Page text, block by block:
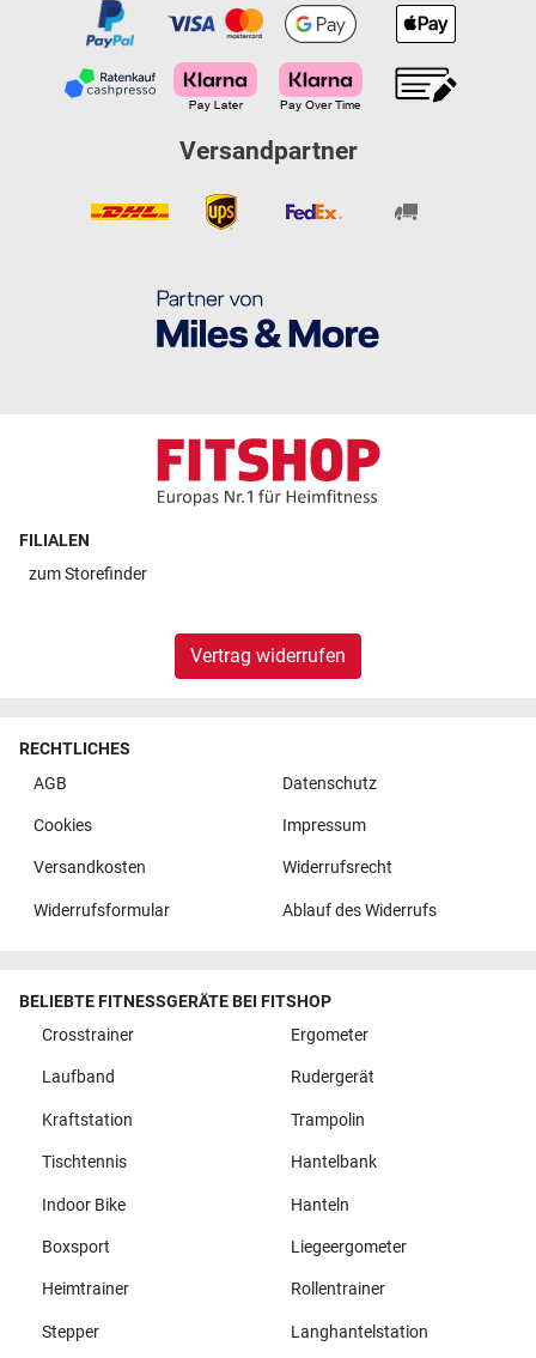
Versandpartner
FILIALEN
zumStorefinder
Vertrag widerrufen
RECHTLICHES
AGB
Datenschutz
Cookies Impressum
Versandkosten Widerrufsrecht
Widerrufsformular Ablauf des Widerrufs
BELIEBTE FITNESSGERÄTE BEI FITSHOP
Crosstrainer
Ergometer
Laufband Rudergerät
Kraftstation Trampolin
Tischtennis Hantelbank
Indoor Bike Hanteln
Boxsport Liegeergometer
Heimtrainer Rollentrainer
Stepper Langhantelstation